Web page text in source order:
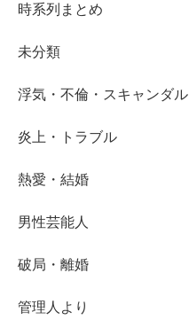
時系列まとめ
未分類
浮気・不倫・スキャンダル
炎上・トラブル
熱愛・結婚
男性芸能人
破局・離婚
管理人より